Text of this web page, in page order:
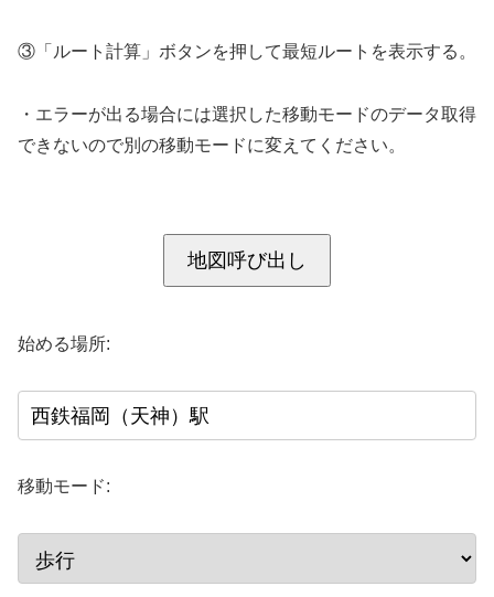
③「ルート計算」ボタンを押して最短ルートを表示する。
・エラーが出る場合には選択した移動モードのデータ取得
できないので別の移動モードに変えてください。
地図呼び出し
始める場所:
移動モード: